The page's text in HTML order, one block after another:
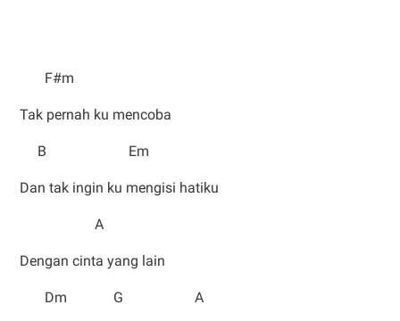
F#m
Tak pernah ku mencoba
B Em
Dan tak ingin ku mengisi hatiku
A
Dengan cinta yang lain
Dm G A